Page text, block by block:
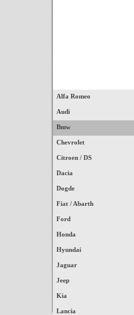
Alfa Romeo
Audi
Bmw
Chevrolet
Citroen / DS
Dacia
Dogde
Fiat / Abarth
Ford
Honda
Hyundai
Jaguar
Jeep
Kia
Lancia